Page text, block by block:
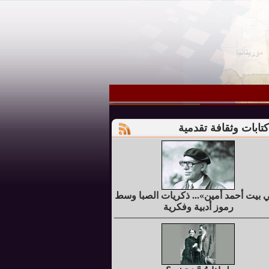
كتابات وثقافة تقدمية
بيت أحمد أمين»... ذكريات الصبا وسط
رموز أدبية وفكرية